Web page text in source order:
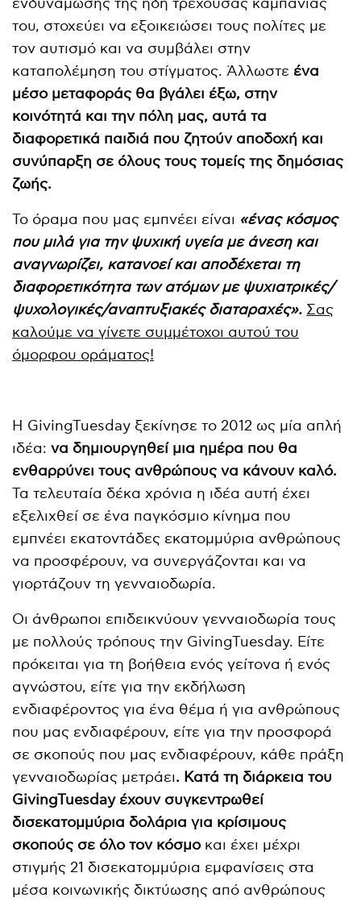
ενδυνάμωσης της ήδη τρέχουσας καμπάνιας
του, στοχεύει να εξοικειώσει τους πολίτες με
τον αυτισμό και να συμβάλει στην
καταπολέμηση του στίγματος. Άλλωστε ένα
μέσο μεταφοράς θα βγάλει έξω, στην
κοινότητά και την πόλη μας, αυτά τα
διαφορετικά παιδιά που ζητούν αποδοχή και
συνύπαρξη σε όλους τους τομείς της δημόσιας
ζωής.
Το όραμα που μας εμπνέει είναι «ένας κόσμος
που μιλά για την ψυχική υγεία με άνεση και
αναγνωρίζει, κατανοεί και αποδέχεται τη
διαφορετικότητα των ατόμων με ψυχιατρικές/
ψυχολογικές/αναπτυξιακές διαταραχές». Σας
καλούμε να γίνετε συμμέτοχοι αυτού του
όμορφου οράματος!
Η GivingTuesday ξεκίνησε το 2012 ως μία απλή
ιδέα:να δημιουργηθεί μια ημέρα που θα
ενθαρρύνει τους ανθρώπους να κάνουν καλό.
Τα τελευταία δέκα χρόνια η ιδέα αυτή έχει
εξελιχθεί σε ένα παγκόσμιο κίνημα που
εμπνέει εκατοντάδες εκατομμύρια ανθρώπους
να προσφέρουν, να συνεργάζονται και να
γιορτάζουν τη γενναιοδωρία.
Οι άνθρωποι επιδεικνύουν γενναιοδωρία τους
με πολλούς τρόπους την GivingTuesday. Είτε
πρόκειται για τη βοήθεια ενός γείτονα ή ενός
αγνώστου, είτε για την εκδήλωση
ενδιαφέροντος για ένα θέμα ή για ανθρώπους
που μας ενδιαφέρουν, είτε για την προσφορά
σε σκοπούς που μας ενδιαφέρουν, κάθε πράξη
γενναιοδωρίας μετράει. Κατά τη διάρκεια του
GivingTuesday έχουν συγκεντρωθεί
δισεκατομμύρια δολάρια για κρίσιμους
σκοπούς σε όλο τον κόσμοκαι έχει μέχρι
στιγμής 21 δισεκατομμύρια εμφανίσεις στα
μέσα κοινωνικής δικτύωσης από ανθρώπους